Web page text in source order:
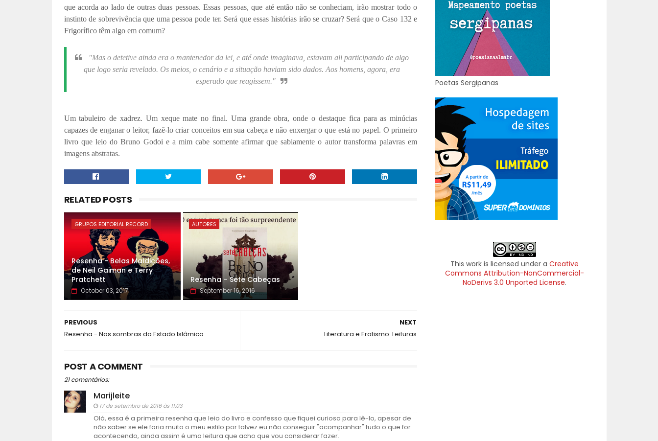
que acorda ao lado de outras duas pessoas. Essas pessoas, que até então não se conheciam, irão mostrar todo o
instinto de sobrevivência que uma pessoa pode ter. Será que essas histórias irão se cruzar? Será que o Caso 132 e
Frigorífico têm algo em comum?
"Mas o detetive ainda era o mantenedor da lei, e até onde imaginava, estavam ali participando de algo
que logo seria revelado. Os meios, o cenário e a situação haviam sido dados. Aos homens, agora, era
esperado que reagissem."
Um tabuleiro de xadrez. Um xeque mate no final. Uma grande obra, onde o destaque fica para as minúcias
capazes de enganar o leitor, fazê-lo criar conceitos em sua cabeça e não enxergar o que está no papel. O primeiro
livro que leio do Bruno Godoi e a mim cabe somente afirmar que sabiamente o autor transforma palavras em
imagens abstratas.
RELATED POSTS
GRUPOS EDITORIAL RECORD
Resenha - Belas Maldições,
de Neil Gaiman e Terry
Pratchett
October 03, 2017
AUTORES
Resenha – Sete Cabeças
September 16, 2016
NEXT
Literatura e Erotismo: Leituras
PREVIOUS
Resenha - Nas sombras do Estado Islâmico
POST A COMMENT
21 comentários:
Marijleite
17 de setembro de 2016 às 11:03
Olá, essa é a primeira resenha que leio do livro e confesso que fiquei curiosa para lê-lo, apesar de
não saber se ele faria muito o meu estilo por talvez eu não conseguir "acompanhar" tudo o que for
acontecendo, ainda assim é uma leitura que acho que vou considerar fazer.
Poetas Sergipanas
This work is licensed under aCreative
Commons Attribution-NonCommercial-
NoDerivs 3.0 Unported License.